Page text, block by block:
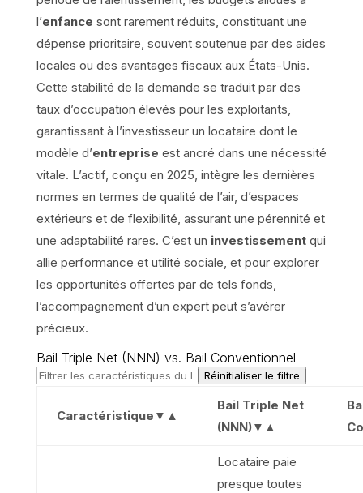
l’enfance sont rarement réduits, constituant une
dépense prioritaire, souvent soutenue par des aides
locales ou des avantages fiscaux aux États-Unis.
Cette stabilité de la demande se traduit par des
taux d’occupation élevés pour les exploitants,
garantissant à l’investisseur un locataire dont le
modèle d’entreprise est ancré dans une nécessité
vitale. L’actif, conçu en 2025, intègre les dernières
normes en termes de qualité de l’air, d’espaces
extérieurs et de flexibilité, assurant une pérennité et
une adaptabilité rares. C’est un investissementqui
allie performance et utilité sociale, et pour explorer
les opportunités offertes par de tels fonds,
l’accompagnement d’un expert peut s’avérer
précieux.
Bail Triple Net (NNN) vs. Bail Conventionnel
Réinitialiser le filtre
Caractéristique ▼▲
Bail Triple Net
(NNN)▼▲
Locataire paie
presque toutes